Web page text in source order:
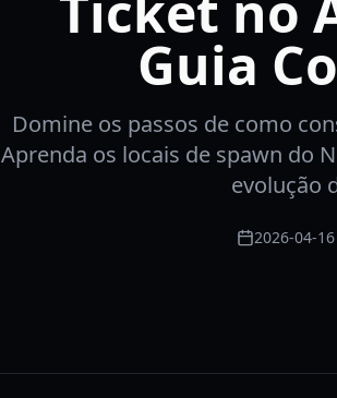
Guia
Domine os passos de como
Aprenda os locais de spawn do
evolução
2026-04-16